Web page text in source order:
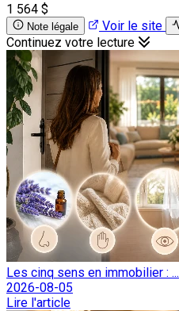
1 564 $
Note légale Voir le site
Continuez votre lecture
Les cinq sens en immobilier : ...
2026-08-05
Lire l'article